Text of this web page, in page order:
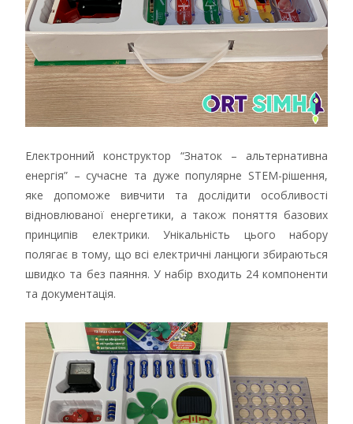
Електронний конструктор “Знаток – альтернативна
енергія” – сучасне та дуже популярне STEM-рішення,
яке допоможе вивчити та дослідити особливості
відновлюваної енергетики, а також поняття базових
принципів електрики. Унікальність цього набору
полягає в тому, що всі електричні ланцюги збираються
швидко та без паяння. У набір входить 24 компоненти
та документація.